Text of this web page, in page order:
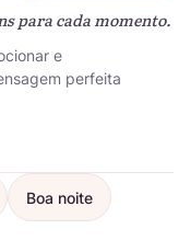
para cada momento.
e
perfeita
Boa noite